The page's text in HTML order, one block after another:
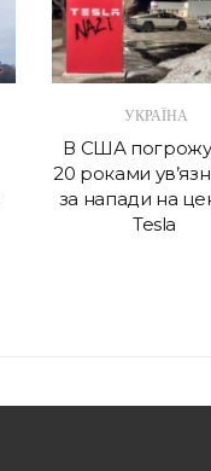
УКРАЇНА
В США
20 роками
за напади на
Tesla